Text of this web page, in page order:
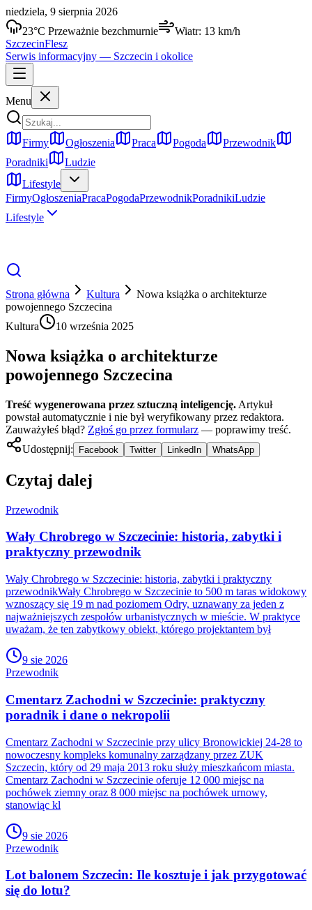
niedziela, 9 sierpnia 2026
23°C Przeważnie bezchmurnie Wiatr: 13 km/h
SzczecinFlesz
Serwis informacyjny — Szczecin i okolice
Menu
Firmy Ogłoszenia Praca Pogoda
Przewodnik
Poradniki
Ludzie
Lifestyle
FirmyOgłoszeniaPracaPogodaPrzewodnikPoradnikiLudzie
Lifestyle
Strona główna Kultura
Nowa książka o architekturze
powojennego Szczecina
Kultura
10 września 2025
Nowa książka o architekturze
powojennego Szczecina
Treść wygenerowana przez sztuczną inteligencję. Artykuł
powstał automatycznie i nie był weryfikowany przez redaktora.
Zauważyłeś błąd? Zgłoś go przez formularz — poprawimy treść.
Udostępnij:
Facebook Twitter LinkedIn WhatsApp
Czytaj dalej
Przewodnik
Wały Chrobrego w Szczecinie: historia, zabytki i
praktyczny przewodnik
Wały Chrobrego w Szczecinie: historia, zabytki i praktyczny
przewodnikWały Chrobrego w Szczecinie to 500 m taras widokowy
wznoszący się 19 m nad poziomem Odry, uznawany za jeden z
najważniejszych zespołów urbanistycznych w mieście. W praktyce
uważam, że ten zabytkowy obiekt, którego projektantem był
9 sie 2026
Przewodnik
Cmentarz Zachodni w Szczecinie: praktyczny
poradnik i dane o nekropolii
Cmentarz Zachodni w Szczecinie przy ulicy Bronowickiej 24-28 to
nowoczesny kompleks komunalny zarządzany przez ZUK
Szczecin, który od 29 maja 2013 roku służy mieszkańcom miasta.
Cmentarz Zachodni w Szczecinie oferuje 12 000 miejsc na
pochówek ziemny oraz 8 000 miejsc na pochówek urnowy,
stanowiąc kl
9 sie 2026
Przewodnik
Lot balonem Szczecin: Ile kosztuje i jak przygotować
się do lotu?